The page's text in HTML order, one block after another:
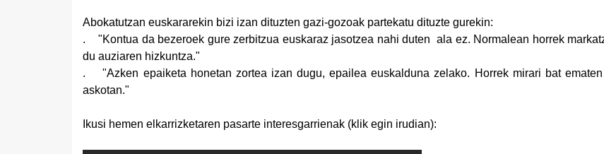
Abokatutzan euskararekin bizi izan dituzten gazi-gozoak partekatu dituzte gurekin:
. "Kontua da bezeroek gure zerbitzua euskaraz jasotzea nahi duten ala ez. Normalean horrek
du auziaren hizkuntza."
. "Azken epaiketa honetan zortea izan dugu, epailea euskalduna zelako. Horrek mirari bat
askotan."
Ikusi hemen elkarrizketaren pasarte interesgarrienak (klik egin irudian):